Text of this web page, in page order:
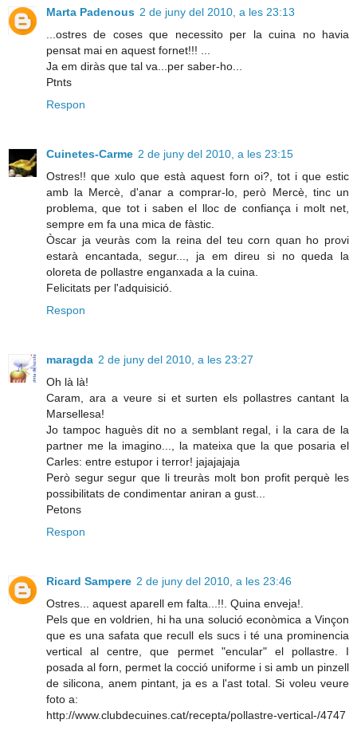
Marta Padenous 2 de juny del 2010, a les 23:13
...ostres de coses que necessito per la cuina no havia
pensat mai en aquest fornet!!! ...
Ja em diràs que tal va...per saber-ho...
Ptnts
Respon
Cuinetes-Carme 2 de juny del 2010, a les 23:15
Ostres!! que xulo que està aquest forn oi?, tot i que estic
amb la Mercè, d'anar a comprar-lo, però Mercè, tinc un
problema, que tot i saben el lloc de confiança i molt net,
sempre em fa una mica de fàstic.
Òscar ja veuràs com la reina del teu corn quan ho provi
estarà encantada, segur..., ja em direu si no queda la
oloreta de pollastre enganxada a la cuina.
Felicitats per l'adquisició.
Respon
maragda 2 de juny del 2010, a les 23:27
Oh là là!
Caram, ara a veure si et surten els pollastres cantant la
Marsellesa!
Jo tampoc haguès dit no a semblant regal, i la cara de la
partner me la imagino..., la mateixa que la que posaria el
Carles: entre estupor i terror! jajajajaja
Però segur segur que li treuràs molt bon profit perquè les
possibilitats de condimentar aniran a gust...
Petons
Respon
Ricard Sampere 2 de juny del 2010, a les 23:46
Ostres... aquest aparell em falta...!!. Quina enveja!.
Pels que en voldrien, hi ha una solució econòmica a Vinçon
que es una safata que recull els sucs i té una prominencia
vertical al centre, que permet "encular" el pollastre. I
posada al forn, permet la cocció uniforme i si amb un pinzell
de silicona, anem pintant, ja es a l'ast total. Si voleu veure
foto a:
http://www.clubdecuines.cat/recepta/pollastre-vertical-/4747